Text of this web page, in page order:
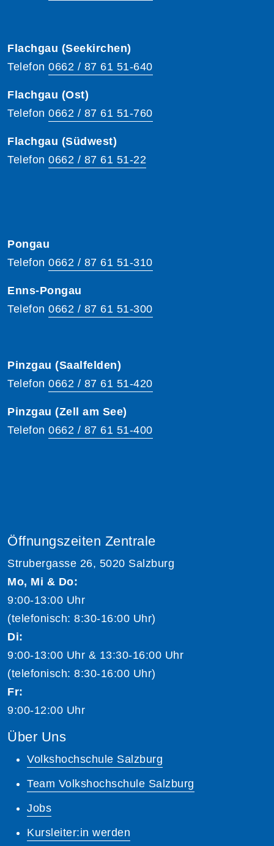
Flachgau (Seekirchen)
Telefon 0662 / 87 61 51-640
Flachgau (Ost)
Telefon 0662 / 87 61 51-760
Flachgau (Südwest)
Telefon 0662 / 87 61 51-22
Pongau
Telefon 0662 / 87 61 51-310
Enns-Pongau
Telefon 0662 / 87 61 51-300
Pinzgau (Saalfelden)
Telefon 0662 / 87 61 51-420
Pinzgau (Zell am See)
Telefon 0662 / 87 61 51-400
Öffnungszeiten Zentrale
Strubergasse 26, 5020 Salzburg
Mo, Mi & Do:
9:00-13:00 Uhr
(telefonisch: 8:30-16:00 Uhr)
Di:
9:00-13:00 Uhr & 13:30-16:00 Uhr
(telefonisch: 8:30-16:00 Uhr)
Fr:
9:00-12:00 Uhr
Über Uns
Volkshochschule Salzburg
Team Volkshochschule Salzburg
Jobs
Kursleiter:in werden